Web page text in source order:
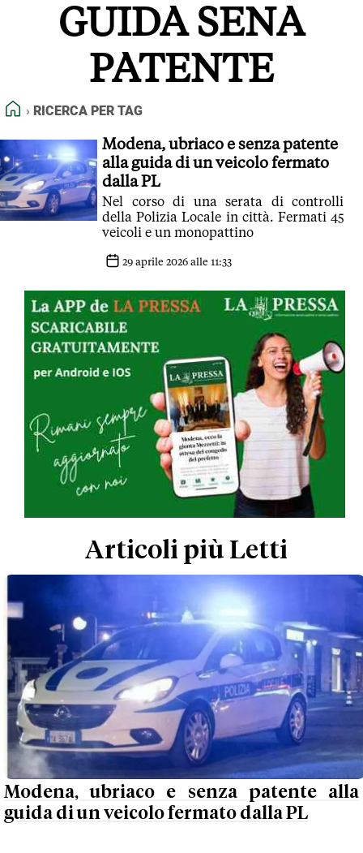
FEED RSS
NORMATIVE DEONTOLOGICHE
GUIDA SENA
PATENTE
HOME
RICERCA PER TAG
Modena, ubriaco e senza patente
alla guida di un veicolo fermato
dalla PL
Nel corso di una serata di controlli
della Polizia Locale in città. Fermati 45
veicoli e un monopattino
29 aprile 2026 alle 11:33
Articoli più Letti
Modena, ubriaco e senza patente alla
guida di un veicolo fermato dalla PL